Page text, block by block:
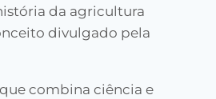
da agricultura
divulgado pela
combina ciência e